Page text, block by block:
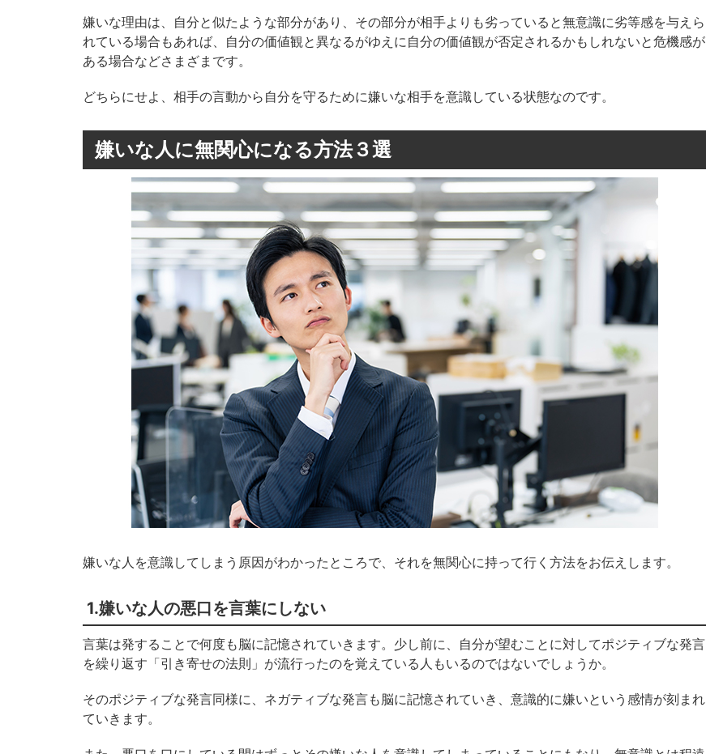
嫌いな理由は、自分と似たような部分があり、その部分が相手よりも劣っていると無意識に劣等感を与えら
れている場合もあれば、自分の価値観と異なるがゆえに自分の価値観が否定されるかもしれないと危機感が
ある場合などさまざまです。
どちらにせよ、相手の言動から自分を守るために嫌いな相手を意識している状態なのです。
嫌いな人に無関心になる方法３選
嫌いな人を意識してしまう原因がわかったところで、それを無関心に持って行く方法をお伝えします。
1.嫌いな人の悪口を言葉にしない
言葉は発することで何度も脳に記憶されていきます。少し前に、自分が望むことに対してポジティブな発言
を繰り返す「引き寄せの法則」が流行ったのを覚えている人もいるのではないでしょうか。
そのポジティブな発言同様に、ネガティブな発言も脳に記憶されていき、意識的に嫌いという感情が刻まれ
ていきます。